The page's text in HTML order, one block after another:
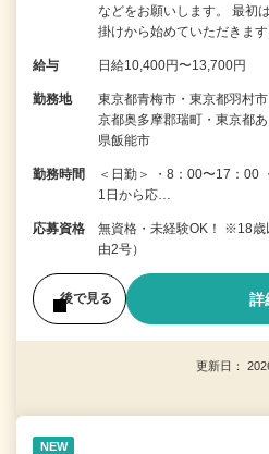
などをお願いします。 最初
掛けから始めていただきま
給与 日給10,400円〜13,700円
勤務地
東京都青梅市・東京都羽村
京都奥多摩郡瑞町・東京都
県飯能市
勤務時間
＜日勤＞ ・8：00〜17：00
1日から応…
応募資格
無資格・未経験OK！ ※18歳
由2号）
後で見る 詳
更新日：
NEW